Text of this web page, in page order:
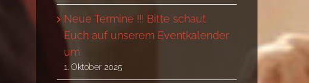
Neue Termine !!! Bitte schaut
Euch auf unserem Eventkalender
um
1. Oktober 2025